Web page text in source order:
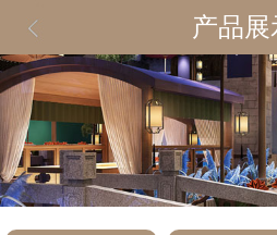
产品展